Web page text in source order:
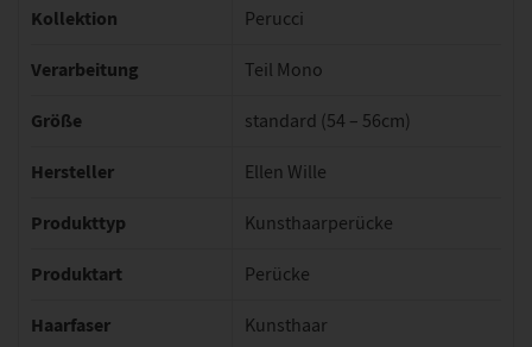
Kollektion Perucci
Verarbeitung Teil Mono
Größe standard (54 – 56cm)
Hersteller Ellen Wille
Produkttyp Kunsthaarperücke
Produktart Perücke
Haarfaser Kunsthaar